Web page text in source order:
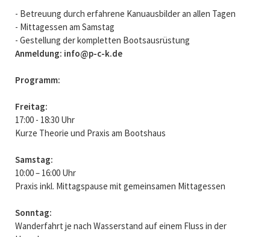
- Betreuung durch erfahrene Kanuausbilder an allen Tagen
- Mittagessen am Samstag
- Gestellung der kompletten Bootsausrüstung
Anmeldung: info@p-c-k.de
Programm:
Freitag:
17:00 - 18:30 Uhr
Kurze Theorie und Praxis am Bootshaus
Samstag:
10:00 – 16:00 Uhr
Praxis inkl. Mittagspause mit gemeinsamen Mittagessen
Sonntag:
Wanderfahrt je nach Wasserstand auf einem Fluss in der